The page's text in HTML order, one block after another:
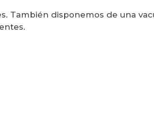
También disponemos de una